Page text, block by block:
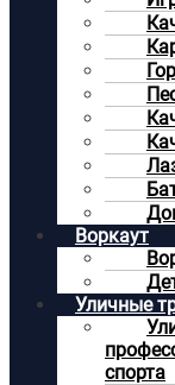
Воркаут
Уличные
спорта